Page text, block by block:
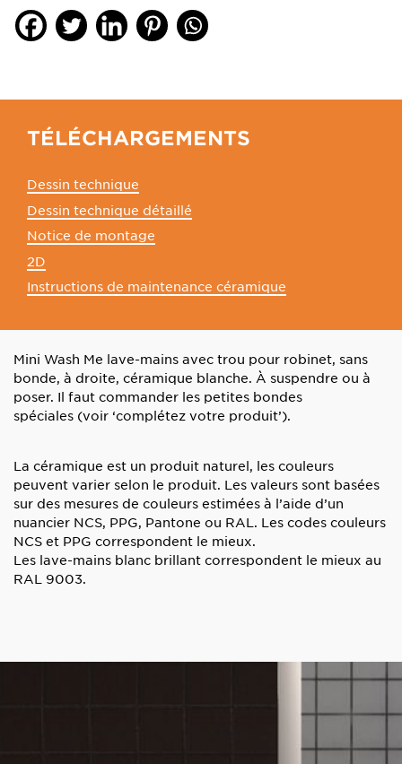
TÉLÉCHARGEMENTS
Dessin technique
Dessin technique détaillé
Notice de montage
2D
Instructions de maintenance céramique
Mini Wash Me lave-mains avec trou pour robinet, sans
bonde, à droite, céramique blanche. À suspendre ou à
poser. Il faut commander les petites bondes
spéciales (voir ‘complétez votre produit’).
La céramique est un produit naturel, les couleurs
peuvent varier selon le produit. Les valeurs sont basées
sur des mesures de couleurs estimées à l’aide d’un
nuancier NCS, PPG, Pantone ou RAL. Les codes couleurs
NCS et PPG correspondent le mieux.
Les lave-mains blanc brillant correspondent le mieux au
RAL 9003.